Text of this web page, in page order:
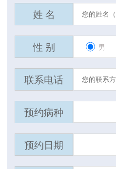
姓 名
性 别 男
联系电话
预约病种
预约日期